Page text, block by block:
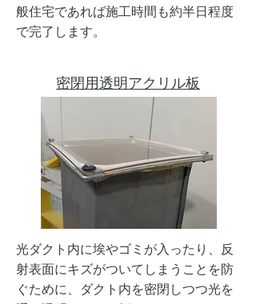
般住宅であれば施工時間も約半日程度
で完了します。
密閉用透明アクリル板
光ダクト内に埃やゴミが入ったり、反
射表面にキズがついてしまうことを防
ぐために、ダクト内を密閉しつつ光を